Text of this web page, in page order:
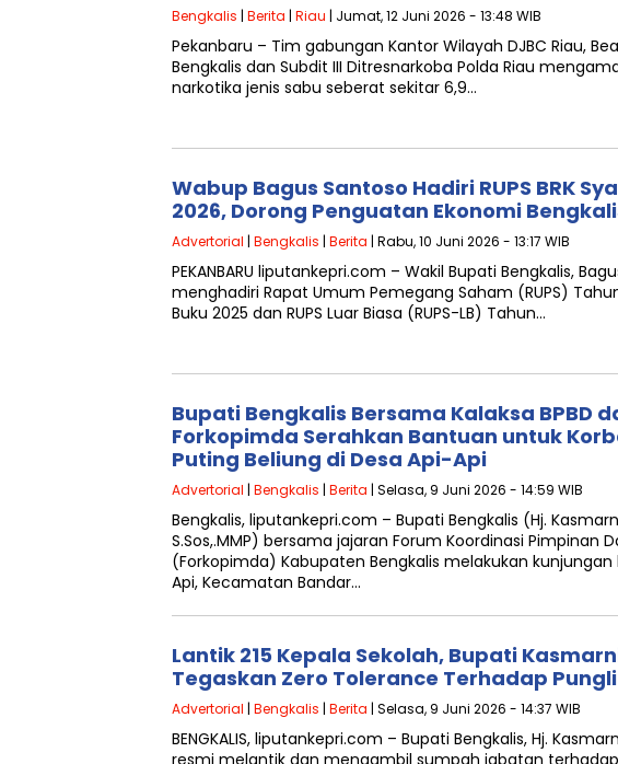
Bengkalis | Berita | Riau | Jumat, 12 Juni 2026 - 13:48 WIB
Pekanbaru – Tim gabungan Kantor Wilayah DJBC Riau,
Bengkalis dan Subdit III Ditresnarkoba Polda Riau
narkotika jenis sabu seberat sekitar 6,9…
Wabup Bagus Santoso Hadiri RUPS BRK
2026, Dorong Penguatan Ekonomi
Advertorial | Bengkalis | Berita | Rabu, 10 Juni 2026 - 13:17 WIB
PEKANBARU liputankepri.com – Wakil Bupati Bengkalis,
menghadiri Rapat Umum Pemegang Saham (RUPS)
Buku 2025 dan RUPS Luar Biasa (RUPS-LB) Tahun…
Bupati Bengkalis Bersama Kalaksa BPBD
Forkopimda Serahkan Bantuan untuk
Puting Beliung di Desa Api-Api
Advertorial | Bengkalis | Berita | Selasa, 9 Juni 2026 - 14:59 WIB
Bengkalis, liputankepri.com – Bupati Bengkalis (Hj.
S.Sos,.MMP) bersama jajaran Forum Koordinasi Pimpinan
(Forkopimda) Kabupaten Bengkalis melakukan kunjungan
Api, Kecamatan Bandar…
Lantik 215 Kepala Sekolah, Bupati
Tegaskan Zero Tolerance Terhadap Pungli
Advertorial | Bengkalis | Berita | Selasa, 9 Juni 2026 - 14:37 WIB
BENGKALIS, liputankepri.com – Bupati Bengkalis, Hj.
resmi melantik dan mengambil sumpah jabatan terhadap